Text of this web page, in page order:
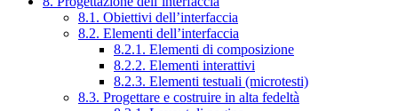
8.1. Obiettivi dell’interfaccia
8.2. Elementi dell’interfaccia
8.2.1. Elementi di composizione
8.2.2. Elementi interattivi
8.2.3. Elementi testuali (microtesti)
8.3. Progettare e costruire in alta fedeltà